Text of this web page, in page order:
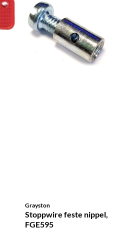
Grayston
Stoppwire feste nippel,
FGE595